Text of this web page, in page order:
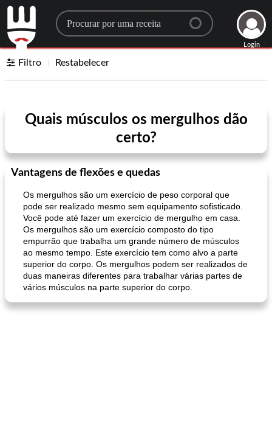
Search for a recipe
Login
Filtro Restabelecer
Quais músculos os mergulhos dão
certo?
Vantagens de flexões e quedas
Os mergulhos são um exercício de peso corporal que
pode ser realizado mesmo sem equipamento sofisticado.
Você pode até fazer um exercício de mergulho em casa.
Os mergulhos são um exercício composto do tipo
empurrão que trabalha um grande número de músculos
ao mesmo tempo. Este exercício tem como alvo a parte
superior do corpo. Os mergulhos podem ser realizados de
duas maneiras diferentes para trabalhar várias partes de
vários músculos na parte superior do corpo.